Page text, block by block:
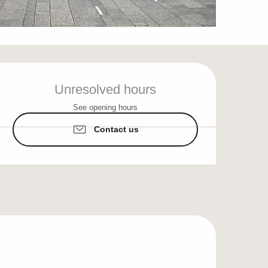
hours &
Unresolved hours
See opening hours
Contact us